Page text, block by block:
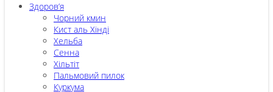
Здоров’я
Чорний кмин
Кист аль Хінді
Хельба
Сенна
Хільтіт
Пальмовий пилок
Куркума